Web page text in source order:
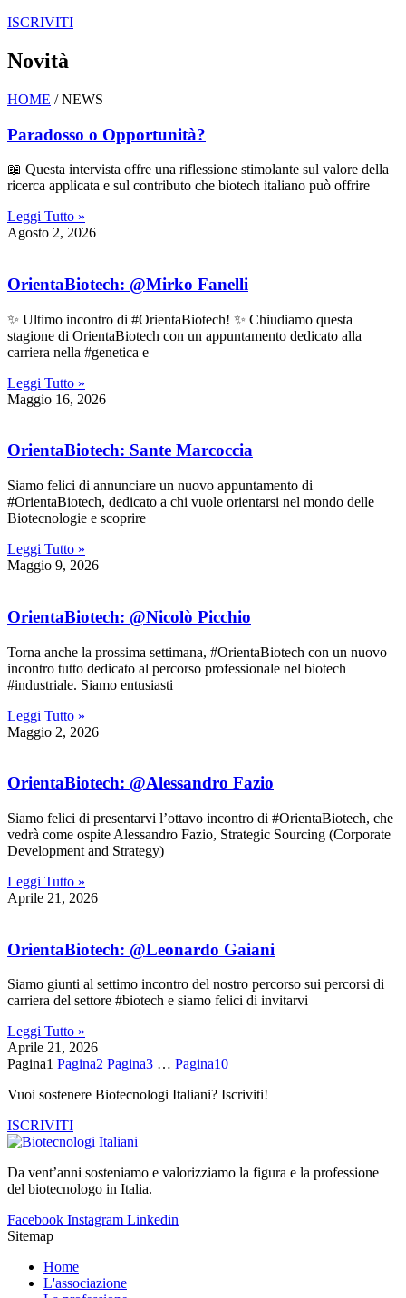
ISCRIVITI
Novità
HOME / NEWS
Paradosso o Opportunità?
📖 Questa intervista offre una riflessione stimolante sul valore della
ricerca applicata e sul contributo che biotech italiano può offrire
Leggi Tutto »
Agosto 2, 2026
OrientaBiotech: @Mirko Fanelli
✨ Ultimo incontro di #OrientaBiotech! ✨ Chiudiamo questa
stagione di OrientaBiotech con un appuntamento dedicato alla
carriera nella #genetica e
Leggi Tutto »
Maggio 16, 2026
OrientaBiotech: Sante Marcoccia
Siamo felici di annunciare un nuovo appuntamento di
#OrientaBiotech, dedicato a chi vuole orientarsi nel mondo delle
Biotecnologie e scoprire
Leggi Tutto »
Maggio 9, 2026
OrientaBiotech: @Nicolò Picchio
Torna anche la prossima settimana, #OrientaBiotech con un nuovo
incontro tutto dedicato al percorso professionale nel biotech
#industriale. Siamo entusiasti
Leggi Tutto »
Maggio 2, 2026
OrientaBiotech: @Alessandro Fazio
Siamo felici di presentarvi l’ottavo incontro di #OrientaBiotech, che
vedrà come ospite Alessandro Fazio, Strategic Sourcing (Corporate
Development and Strategy)
Leggi Tutto »
Aprile 21, 2026
OrientaBiotech: @Leonardo Gaiani
Siamo giunti al settimo incontro del nostro percorso sui percorsi di
carriera del settore #biotech e siamo felici di invitarvi
Leggi Tutto »
Aprile 21, 2026
Pagina1 Pagina2 Pagina3 … Pagina10
Vuoi sostenere Biotecnologi Italiani? Iscriviti!
ISCRIVITI
Da vent’anni sosteniamo e valorizziamo la figura e la professione
del biotecnologo in Italia.
Facebook Instagram Linkedin
Sitemap
Home
L'associazione